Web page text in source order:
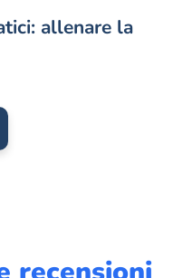
allenare la